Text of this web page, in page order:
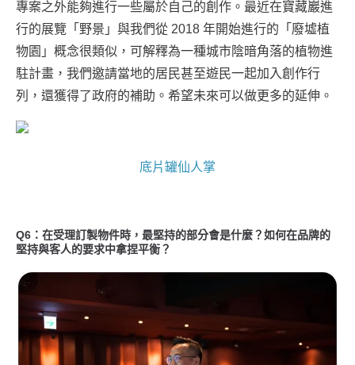
專案之外能夠進行一些屬於自己的創作。最近在寶藏巖進
行的展覽「野景」與我們從 2018 年開始進行的「廢墟植
物園」概念很類似，可解釋為一種城市陰暗角落的植物進
駐計畫，我們邀請當地的居民甚至遊民一起加入創作行
列，還獲得了政府的補助。希望未來可以做更多的延伸。
底片罐仙人掌
Q6：在受理訂製物件時，最堅持的部分會是什麼？如何在品牌的
堅持與客人的要求中拿捏平衡？